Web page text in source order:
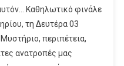
Για
Την
Αστυνομική
Σειρά
Καθηλωτικό φινάλε
τη Δευτέρα 03
περιπέτεια,
ανατροπές μας